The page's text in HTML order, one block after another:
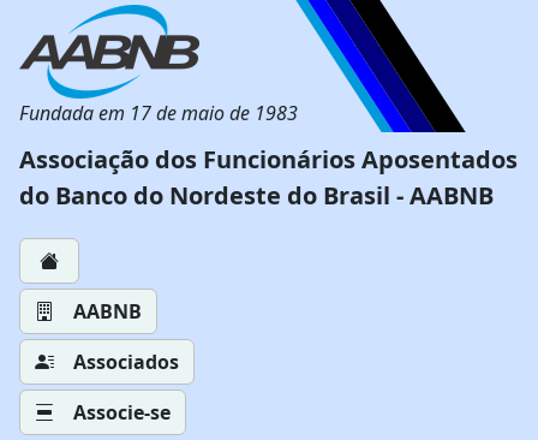
Fundada em 17 de maio de 1983
Associação dos Funcionários Aposentados
do Banco do Nordeste do Brasil - AABNB
AABNB
Associados
Associe-se